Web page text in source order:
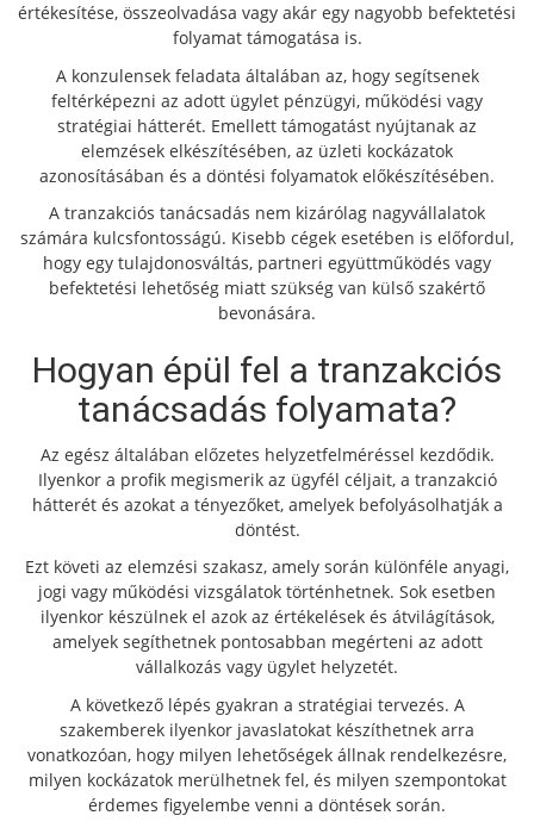
értékesítése, összeolvadása vagy akár egy nagyobb befektetési
folyamat támogatása is.
A konzulensek feladata általában az, hogy segítsenek
feltérképezni az adott ügylet pénzügyi, működési vagy
stratégiai hátterét. Emellett támogatást nyújtanak az
elemzések elkészítésében, az üzleti kockázatok
azonosításában és a döntési folyamatok előkészítésében.
A tranzakciós tanácsadás nem kizárólag nagyvállalatok
számára kulcsfontosságú. Kisebb cégek esetében is előfordul,
hogy egy tulajdonosváltás, partneri együttműködés vagy
befektetési lehetőség miatt szükség van külső szakértő
bevonására.
Hogyan épül fel a tranzakciós
tanácsadás folyamata?
Az egész általában előzetes helyzetfelméréssel kezdődik.
Ilyenkor a profik megismerik az ügyfél céljait, a tranzakció
hátterét és azokat a tényezőket, amelyek befolyásolhatják a
döntést.
Ezt követi az elemzési szakasz, amely során különféle anyagi,
jogi vagy működési vizsgálatok történhetnek. Sok esetben
ilyenkor készülnek el azok az értékelések és átvilágítások,
amelyek segíthetnek pontosabban megérteni az adott
vállalkozás vagy ügylet helyzetét.
A következő lépés gyakran a stratégiai tervezés. A
szakemberek ilyenkor javaslatokat készíthetnek arra
vonatkozóan, hogy milyen lehetőségek állnak rendelkezésre,
milyen kockázatok merülhetnek fel, és milyen szempontokat
érdemes figyelembe venni a döntések során.